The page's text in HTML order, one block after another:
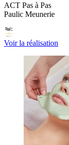
ACT Pas à Pas
Paulic Meunerie
Voir la réalisation